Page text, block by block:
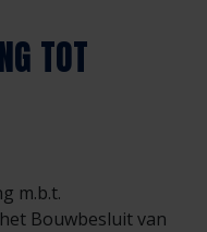
TOT
m.b.t.
Bouwbesluit van